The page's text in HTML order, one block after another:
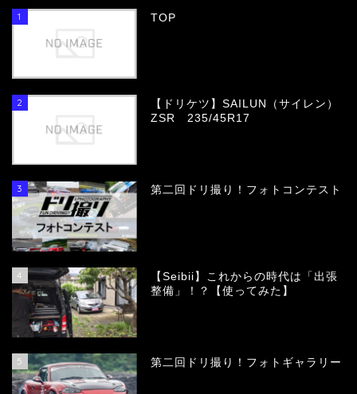
1 TOP
2
【ドリケツ】SAILUN（サイレン）
ZSR 235/45R17
3 第二回ドリ撮り！フォトコンテスト
4
【Seibii】これからの時代は「出張
整備」！？【使ってみた】
5 第二回ドリ撮り！フォトギャラリー